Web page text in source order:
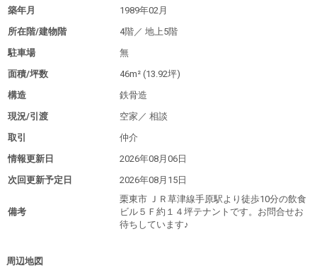
築年月
1989年02月
所在階/建物階
4階／ 地上5階
駐車場
無
面積/坪数
46m² (13.92坪)
構造
鉄骨造
現況/引渡
空家／ 相談
取引
仲介
情報更新日
2026年08月06日
次回更新予定日
2026年08月15日
備考
栗東市 ＪＲ草津線手原駅より徒歩10分の飲食
ビル５Ｆ約１４坪テナントです。お問合せお
待ちしています♪
周辺地図